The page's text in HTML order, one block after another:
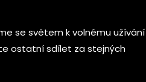
se světem k volnému užívání
ostatní sdílet za stejných